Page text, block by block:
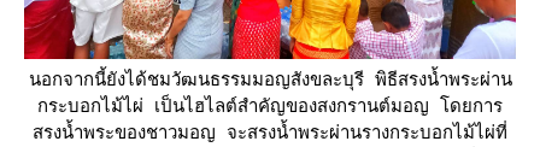
นอกจากนี้ยังได้ชมวัฒนธรรมมอญสังขละบุรี พิธีสรงน้ำพระผ่าน
กระบอกไม้ไผ่ เป็นไฮไลต์สำคัญของสงกรานต์มอญ โดยการ
สรงน้ำพระของชาวมอญ จะสรงน้ำพระผ่านรางกระบอกไม้ไผ่ที่